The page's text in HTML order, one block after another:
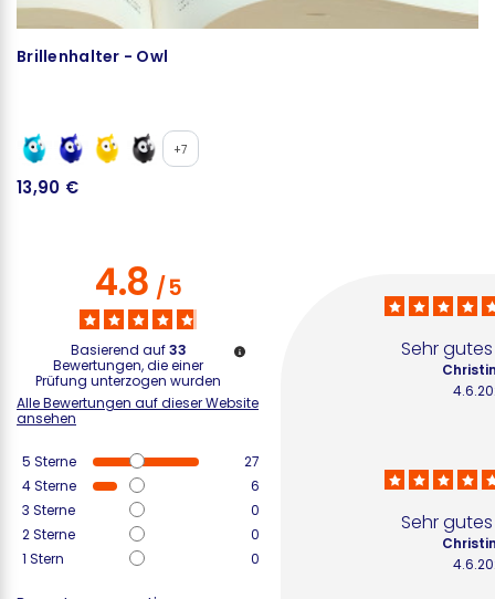
Brillenhalter - Owl
+7
13,90 €
4.8/5
Basierend auf33
Bewertungen, die einer
Prüfung unterzogen wurden
Alle Bewertungen auf dieser Website
ansehen
5 Sterne
27
4Sterne
6
3 Sterne
0
2Sterne
0
1 Stern 0
Sehr
Sehr